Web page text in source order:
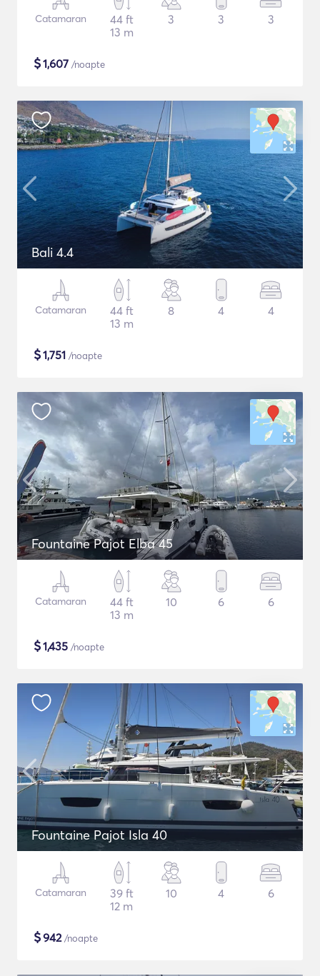
Catamaran
44 ft
13 m
3 3 3
$1,607 /noapte
Bali 4.4
Catamaran
44 ft
13 m
8 4 4
$1,751 /noapte
Fountaine Pajot Elba 45
Catamaran
44 ft
13 m
10 6 6
$1,435 /noapte
Fountaine Pajot Isla 40
Catamaran
39 ft
12 m
10 4 6
$942/noapte